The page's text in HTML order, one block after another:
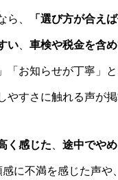
ら、 「選び方が合え
い 車検や税金を含
「お知らせが丁寧」
すさに触れる声が掲
く感じた 途中でや
に不満を感じた声